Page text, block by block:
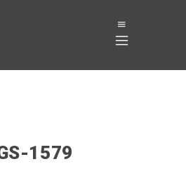
1579